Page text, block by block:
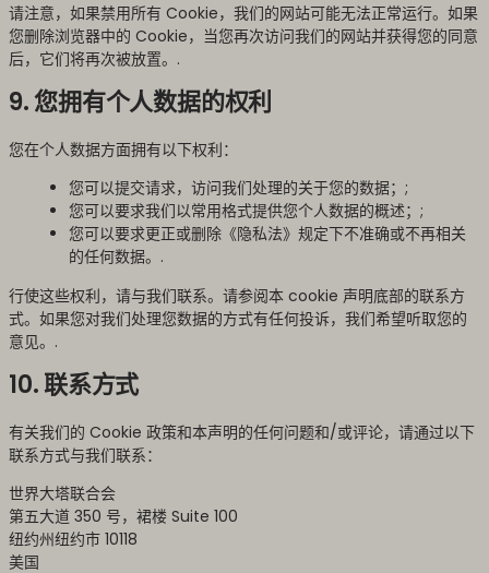
请注意，如果禁用所有 Cookie，我们的网站可能无法正常运行。如果
您删除浏览器中的 Cookie，当您再次访问我们的网站并获得您的同意
后，它们将再次被放置。.
9. 您拥有个人数据的权利
您在个人数据方面拥有以下权利：
您可以提交请求，访问我们处理的关于您的数据；;
您可以要求我们以常用格式提供您个人数据的概述；;
您可以要求更正或删除《隐私法》规定下不准确或不再相关
的任何数据。.
行使这些权利，请与我们联系。请参阅本 cookie 声明底部的联系方
式。如果您对我们处理您数据的方式有任何投诉，我们希望听取您的
意见。.
10. 联系方式
有关我们的 Cookie 政策和本声明的任何问题和/或评论，请通过以下
联系方式与我们联系：
世界大塔联合会
第五大道 350 号，裙楼 Suite 100
纽约州纽约市 10118
美国